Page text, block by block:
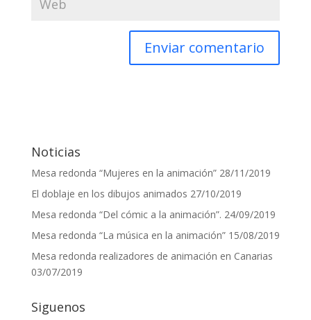
Noticias
Mesa redonda “Mujeres en la animación” 28/11/2019
El doblaje en los dibujos animados 27/10/2019
Mesa redonda “Del cómic a la animación”. 24/09/2019
Mesa redonda “La música en la animación” 15/08/2019
Mesa redonda realizadores de animación en Canarias
03/07/2019
Siguenos